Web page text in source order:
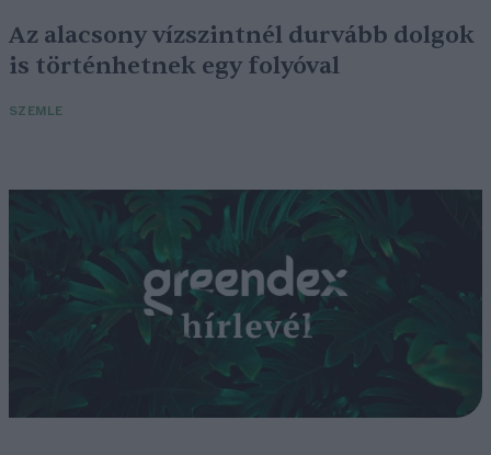
Az alacsony vízszintnél durvább dolgok
is történhetnek egy folyóval
SZEMLE